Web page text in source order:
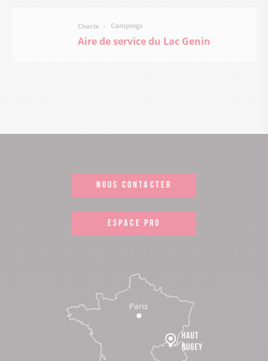
Charix Campings
Aire de service du Lac Genin
NOUS CONTACTER
ESPACE PRO